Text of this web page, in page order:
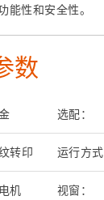
能性和安全性。
数
转印
机
选配：
运行方式
视窗：